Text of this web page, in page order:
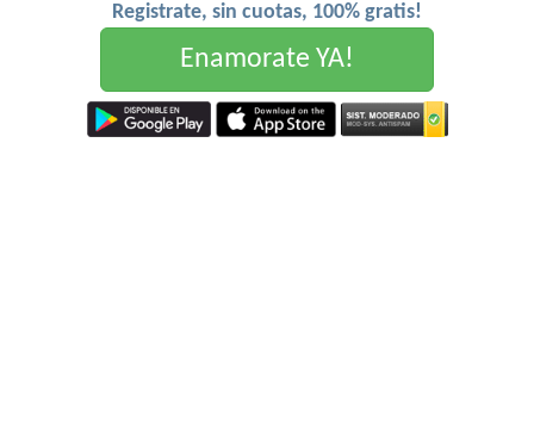
Registrate, sin cuotas, 100% gratis!
Enamorate YA!